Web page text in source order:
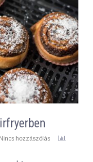
Nincs hozzászólás